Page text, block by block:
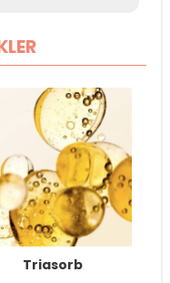
Triasorb